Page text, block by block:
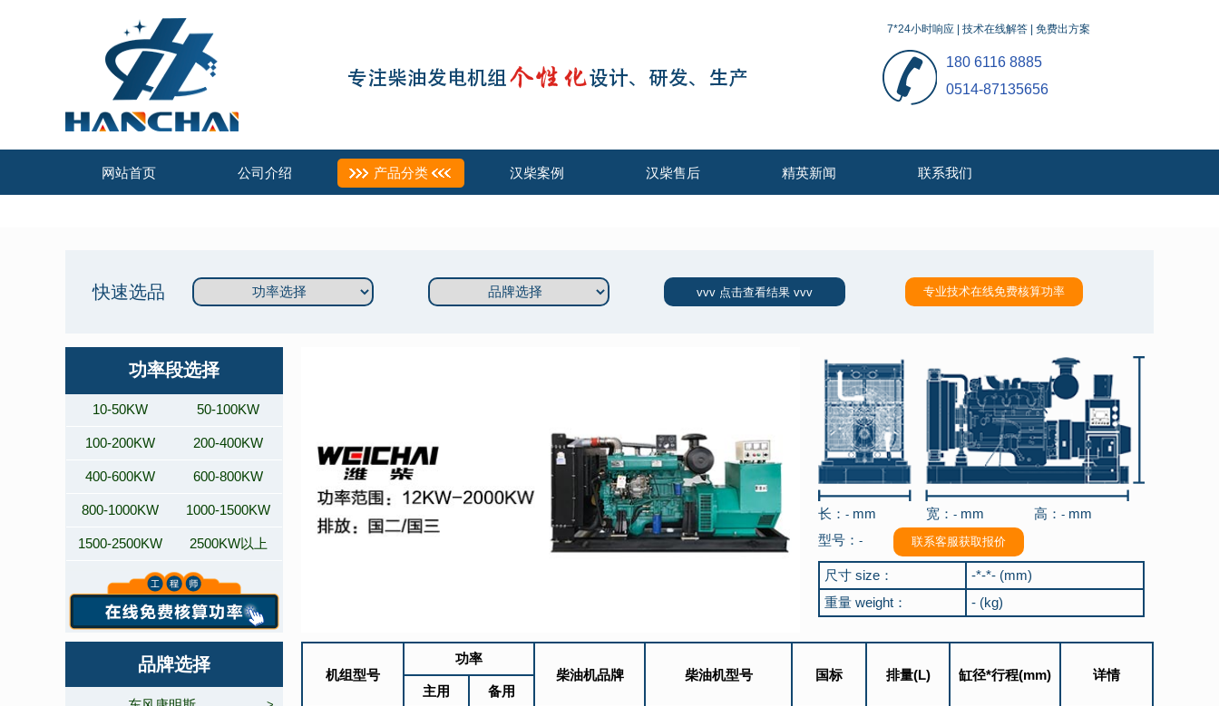
7*24小时响应 | 技术在线解答 | 免费出方案
180 6116 8885
0514-87135656
网站首页 公司介绍 产品分类 汉柴案例 汉柴售后 精英新闻 联系我们
快速选品 vvv 点击查看结果 vvv 专业技术在线免费核算功率
功率段选择
10-50KW 50-100KW
100-200KW 200-400KW
400-600KW 600-800KW
800-1000KW 1000-1500KW
1500-2500KW 2500KW以上
品牌选择
长： - mm 宽： -mm 高： -mm
型号： - 联系客服获取报价
尺寸 size：
-*-*- (mm)
重量 weight：
- (kg)
机组型号
功率
柴油机品牌
柴油机型号 国标 排量(L) 缸径*行程(mm)
详情
主用
备用